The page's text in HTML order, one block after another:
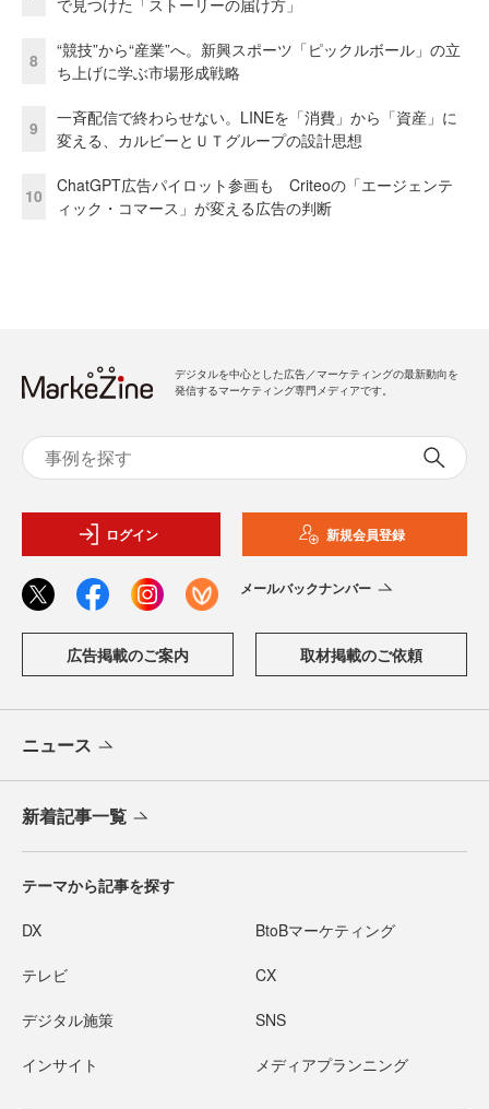
8
“競技”から“産業”へ。新興スポーツ「ピックルボール」の立
ち上げに学ぶ市場形成戦略
9
一斉配信で終わらせない。LINEを「消費」から「資産」に
変える、カルビーとＵＴグループの設計思想
10
ChatGPT広告パイロット参画も Criteoの「エージェンテ
ィック・コマース」が変える広告の判断
デジタルを中心とした広告／マーケティングの最新動向を
発信するマーケティング専門メディアです。
ログイン 新規会員登録
メールバックナンバー
広告掲載のご案内 取材掲載のご依頼
ニュース
新着記事一覧
テーマから記事を探す
DX BtoBマーケティング
テレビ CX
デジタル施策 SNS
インサイト メディアプランニング